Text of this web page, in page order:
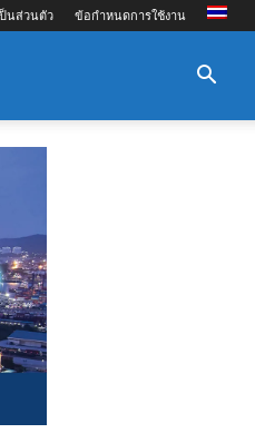
นส่วนตัว ข้อกำหนดการใช้งาน